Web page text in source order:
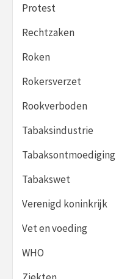
Protest
Rechtzaken
Roken
Rokersverzet
Rookverboden
Tabaksindustrie
Tabaksontmoediging
Tabakswet
Verenigd koninkrijk
Vet en voeding
WHO